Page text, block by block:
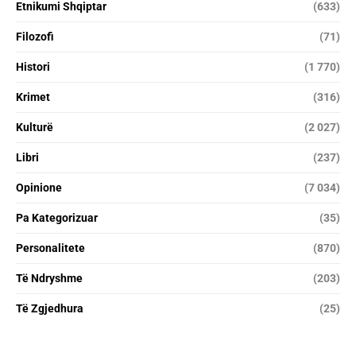
Etnikumi Shqiptar (633)
Filozofi (71)
Histori (1 770)
Krimet (316)
Kulturë (2 027)
Libri (237)
Opinione (7 034)
Pa Kategorizuar (35)
Personalitete (870)
Të Ndryshme (203)
Të Zgjedhura (25)